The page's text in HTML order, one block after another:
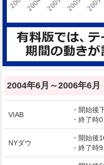
2004年6月～2006年6
VIAB
・開始後
・終了時
NYダウ
・開始後
・終了時